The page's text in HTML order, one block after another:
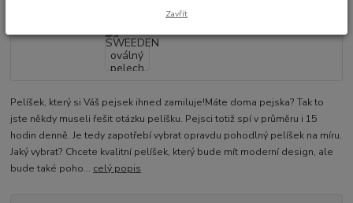
Pelíšek, který si Váš pejsek ihned zamiluje!Máte doma pejska? Tak to
jste někdy museli řešit otázku pelíšku. Pejsci totiž spí v průměru i 15
hodin denně. Je tedy zapotřebí vybrat opravdu pohodlný pelíšek na míru.
Jaký vybrat? Chcete kvalitní pelíšek, který bude mít moderní design, ale
bude také poho... celý popis
Zavřít